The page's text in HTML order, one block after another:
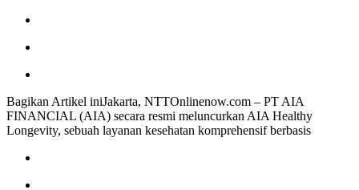
Bagikan Artikel iniJakarta, NTTOnlinenow.com – PT AIA
FINANCIAL (AIA) secara resmi meluncurkan AIA Healthy
Longevity, sebuah layanan kesehatan komprehensif berbasis